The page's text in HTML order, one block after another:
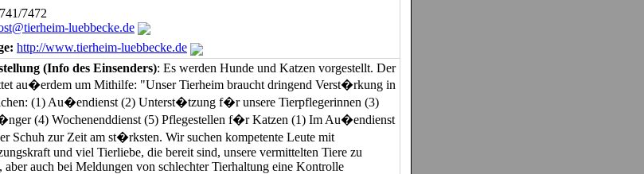
7472
luebbecke.de
http://www.tierheim-luebbecke.de
(Info des Einsenders): Es werden Hunde und Katzen vorgestellt. Der
au�erdem um Mithilfe: "Unser Tierheim braucht dringend Verst�rkung in
(1) Au�endienst (2) Unterst�tzung f�r unsere Tierpflegerinnen (3)
(4) Wochenenddienst (5) Pflegestellen f�r Katzen (1) Im Au�endienst
Schuh zur Zeit am st�rksten. Wir suchen kompetente Leute mit
und viel Tierliebe, die bereit sind, unsere vermittelten Tiere zu
aber auch bei Meldungen von schlechter Tierhaltung eine Kontrolle